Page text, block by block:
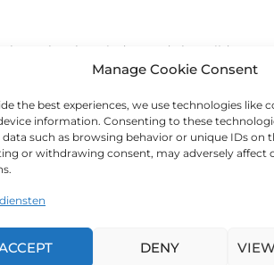
Manage Cookie Consent
the best experiences, we use technologies like
information. Consenting to these
data such as browsing behavior or unique IDs on
or withdrawing consent, may adversely affect
DENY
op het einde van de looptijd.
kapitaal hebben of een kapitaal
Of die een
ook mensen die dichter bij hun staan die
meestal afgesloten voor een
de hypothecaire lening. Er is immers
afbetalen doet U pas op het einde